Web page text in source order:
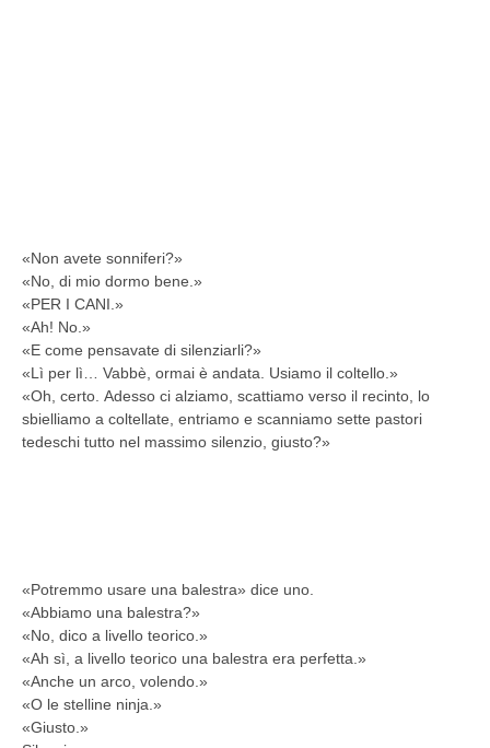
«Non avete sonniferi?»
«No, di mio dormo bene.»
«PER I CANI.»
«Ah! No.»
«E come pensavate di silenziarli?»
«Lì per lì… Vabbè, ormai è andata. Usiamo il coltello.»
«Oh, certo. Adesso ci alziamo, scattiamo verso il recinto, lo
sbielliamo a coltellate, entriamo e scanniamo sette pastori
tedeschi tutto nel massimo silenzio, giusto?»
«Potremmo usare una balestra» dice uno.
«Abbiamo una balestra?»
«No, dico a livello teorico.»
«Ah sì, a livello teorico una balestra era perfetta.»
«Anche un arco, volendo.»
«O le stelline ninja.»
«Giusto.»